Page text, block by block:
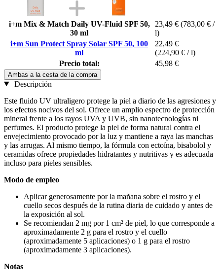
i+m Mix & Match Daily UV-Fluid SPF 50,
30 ml
23,49 € (783,00 € /
l)
i+m Sun Protect Spray Solar SPF 50, 100
ml
22,49 €
(224,90 € / l)
Precio total:
45,98 €
Ambas a la cesta de la compra
Descripción
Este fluido UV ultraligero protege la piel a diario de las agresiones y
los efectos nocivos del sol. Ofrece un amplio espectro de protección
mineral frente a los rayos UVA y UVB, sin nanotecnologías ni
perfumes. El producto protege la piel de forma natural contra el
envejecimiento provocado por la luz y mantiene a raya las manchas
y las arrugas. Al mismo tiempo, la fórmula con ectoína, bisabolol y
ceramidas ofrece propiedades hidratantes y nutritivas y es adecuada
incluso para pieles sensibles.
Modo de empleo
Aplicar generosamente por la mañana sobre el rostro y el
cuello secos después de la rutina diaria de cuidado y antes de
la exposición al sol.
Se recomiendan 2 mg por 1 cm² de piel, lo que corresponde a
aproximadamente 2 g para el rostro y el cuello
(aproximadamente 5 aplicaciones) o 1 g para el rostro
(aproximadamente 3 aplicaciones).
Notas